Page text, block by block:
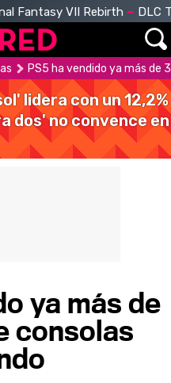
Fantasy VII Rebirth DLC
PS5 ha vendido ya más de
lidera con un 12,2%
dos' no convence en
ya más de
consolas